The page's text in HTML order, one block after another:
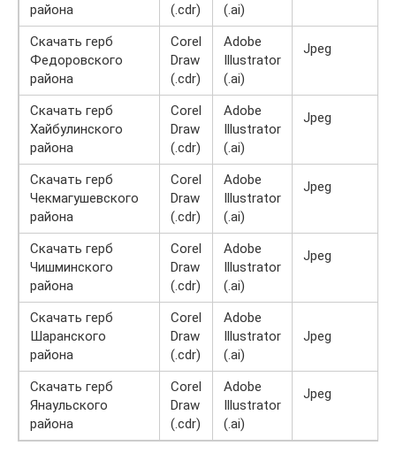
района
(.cdr)
(.ai)
Скачать герб
Федоровского
района
Corel
Draw
(.cdr)
Adobe
Illustrator
(.ai)
Jpeg
Скачать герб
Хайбулинского
района
Corel
Draw
(.cdr)
Adobe
Illustrator
(.ai)
Jpeg
Скачать герб
Чекмагушевского
района
Corel
Draw
(.cdr)
Adobe
Illustrator
(.ai)
Jpeg
Скачать герб
Чишминского
района
Corel
Draw
(.cdr)
Adobe
Illustrator
(.ai)
Jpeg
Скачать герб
Шаранского
района
Corel
Draw
(.cdr)
Adobe
Illustrator
(.ai)
Jpeg
Скачать герб
Янаульского
района
Corel
Draw
(.cdr)
Adobe
Illustrator
(.ai)
Jpeg